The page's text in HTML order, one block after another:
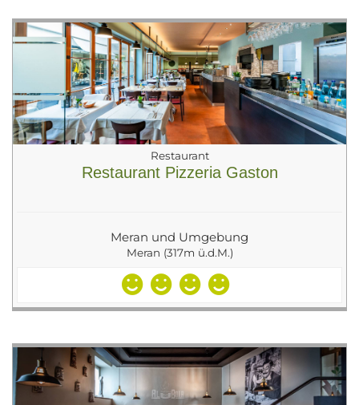
Restaurant
Restaurant Pizzeria Gaston
Meran und Umgebung
Meran (317m ü.d.M.)